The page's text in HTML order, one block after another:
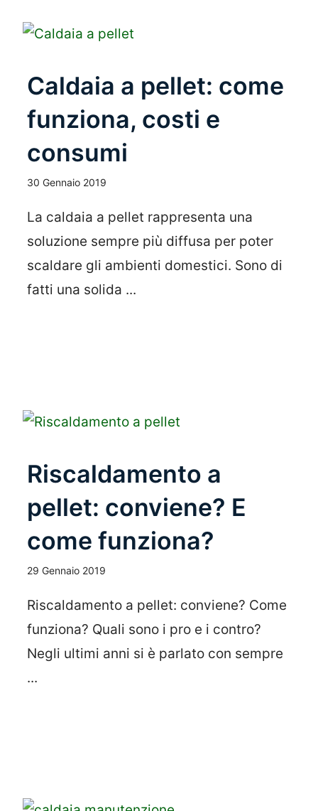
Caldaia a pellet: come
funziona, costi e
consumi
30 Gennaio 2019
La caldaia a pellet rappresenta una
soluzione sempre più diffusa per poter
scaldare gli ambienti domestici. Sono di
fatti una solida ...
Riscaldamento a
pellet: conviene? E
come funziona?
29 Gennaio 2019
Riscaldamento a pellet: conviene? Come
funziona? Quali sono i pro e i contro?
Negli ultimi anni si è parlato con sempre
...